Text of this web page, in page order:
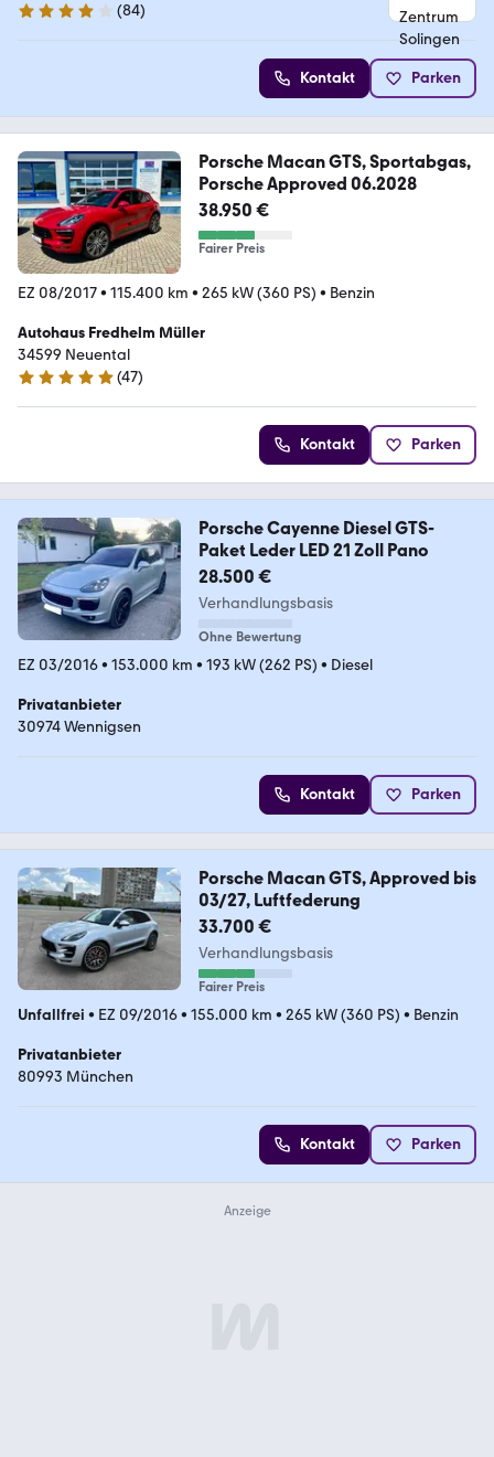
4.2 Sterne
(84)
Kontakt Parken
Porsche Macan GTS, Sportabgas,
Porsche Approved 06.2028
38.950 €
Fairer Preis
EZ 08/2017• 115.400 km • 265 kW (360 PS) • Benzin
Autohaus Fredhelm Müller
34599 Neuental
5 Sterne
(47)
Kontakt Parken
Porsche Cayenne Diesel GTS-
Paket Leder LED 21 Zoll Pano
28.500 €
Verhandlungsbasis
Ohne Bewertung
EZ 03/2016• 153.000 km • 193 kW (262 PS) • Diesel
Privatanbieter
30974 Wennigsen
Kontakt Parken
Porsche Macan GTS, Approved bis
03/27, Luftfederung
33.700 €
Verhandlungsbasis
Fairer Preis
Unfallfrei • EZ 09/2016• 155.000 km • 265 kW (360 PS) • Benzin
Privatanbieter
80993 München
Kontakt Parken